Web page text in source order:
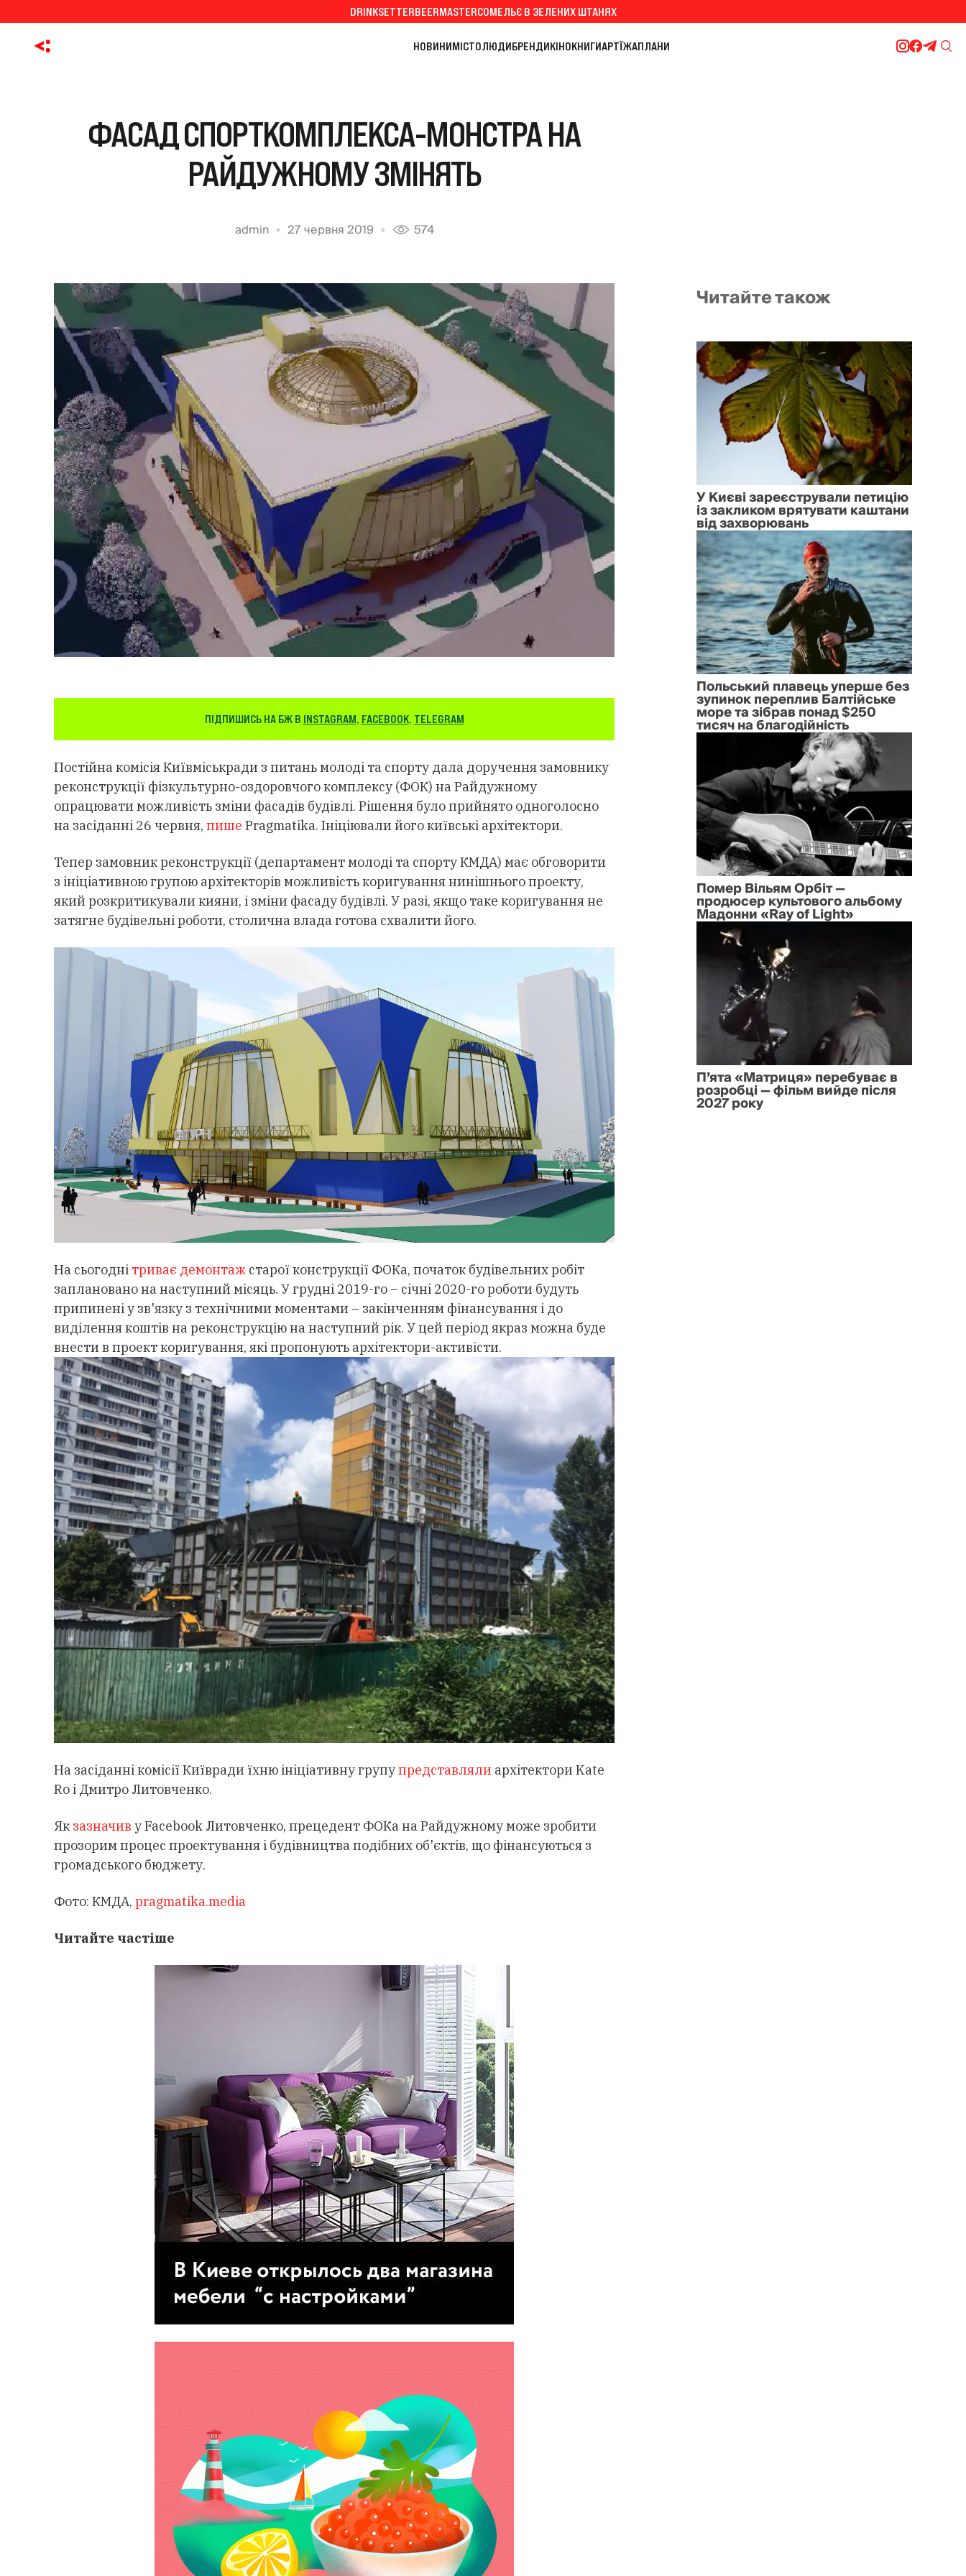
DRINKSETTERBEERMASTERСОМЕЛЬЄ В ЗЕЛЕНИХ ШТАНЯХ
НОВИНИМІСТОЛЮДИБРЕНДИКІНОКНИГИАРТЇЖАПЛАНИ
ФАСАД СПОРТКОМПЛЕКСА-МОНСТРА НА
РАЙДУЖНОМУ ЗМІНЯТЬ
admin 27 червня 2019 574
ПІДПИШИСЬ НА БЖ В INSTAGRAM, FACEBOOK, TELEGRAM
Постійна комісія Київміськради з питань молоді та спорту дала доручення замовнику
реконструкції фізкультурно-оздоровчого комплексу (ФОК) на Райдужному
опрацювати можливість зміни фасадів будівлі. Рішення було прийнято одноголосно
на засіданні 26 червня, пише Pragmatika. Ініціювали його київські архітектори.
Тепер замовник реконструкції (департамент молоді та спорту КМДА) має обговорити
з ініціативною групою архітекторів можливість коригування нинішнього проекту,
який розкритикували кияни, і зміни фасаду будівлі. У разі, якщо таке коригування не
затягне будівельні роботи, столична влада готова схвалити його.
На сьогодні триває демонтаж старої конструкції ФОКа, початок будівельних робіт
заплановано на наступний місяць. У грудні 2019-го – січні 2020-го роботи будуть
припинені у зв'язку з технічними моментами – закінченням фінансування і до
виділення коштів на реконструкцію на наступний рік. У цей період якраз можна буде
внести в проект коригування, які пропонують архітектори-активісти.
На засіданні комісії Київради їхню ініціативну групупредставляли архітектори Kate
Ro і Дмитро Литовченко.
Як зазначив у Facebook Литовченко, прецедент ФОКа на Райдужному може зробити
прозорим процес проектування і будівництва подібних об'єктів, що фінансуються з
громадського бюджету.
Фото: КМДА, pragmatika.media
Читайте частіше
Читайте також
У Києві зареєстрували петицію
із закликом врятувати каштани
від захворювань
Польський плавець уперше без
зупинок переплив Балтійське
море та зібрав понад $250
тисяч на благодійність
Помер Вільям Орбіт —
продюсер культового альбому
Мадонни «Ray of Light»
П’ята «Матриця» перебуває в
розробці — фільм вийде після
2027 року